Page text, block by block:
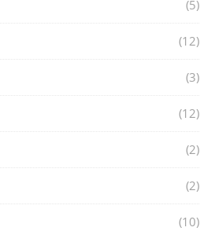
(5)
(12)
(3)
(12)
(2)
(2)
(10)